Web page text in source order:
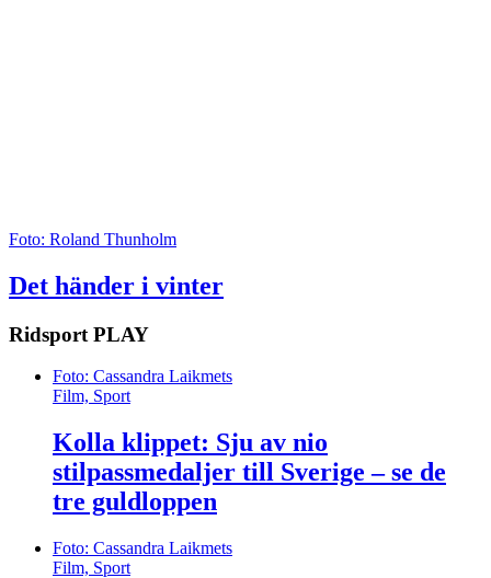
Foto: Roland Thunholm
Det händer i vinter
Ridsport PLAY
Foto: Cassandra Laikmets
Film, Sport
Kolla klippet: Sju av nio
stilpassmedaljer till Sverige – se de
tre guldloppen
Foto: Cassandra Laikmets
Film, Sport